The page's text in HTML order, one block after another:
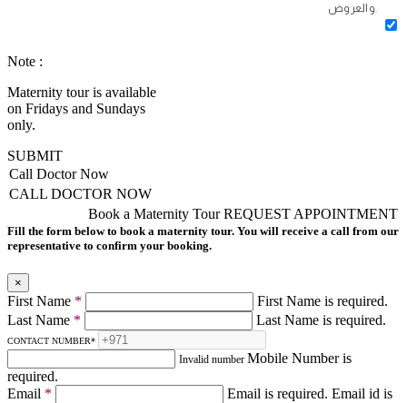
والعروض.
Note :
Maternity tour is available
on Fridays and Sundays
only.
SUBMIT
Call Doctor Now
CALL DOCTOR NOW
REQUEST APPOINTMENT
Book a Maternity Tour
Fill the form below to book a maternity tour. You will receive a call from our
representative to confirm your booking.
×
First Name *
First Name is required.
Last Name * Last Name is required.
CONTACT NUMBER*
Invalid number Mobile Number is
required.
Email * Email is required. Email id is